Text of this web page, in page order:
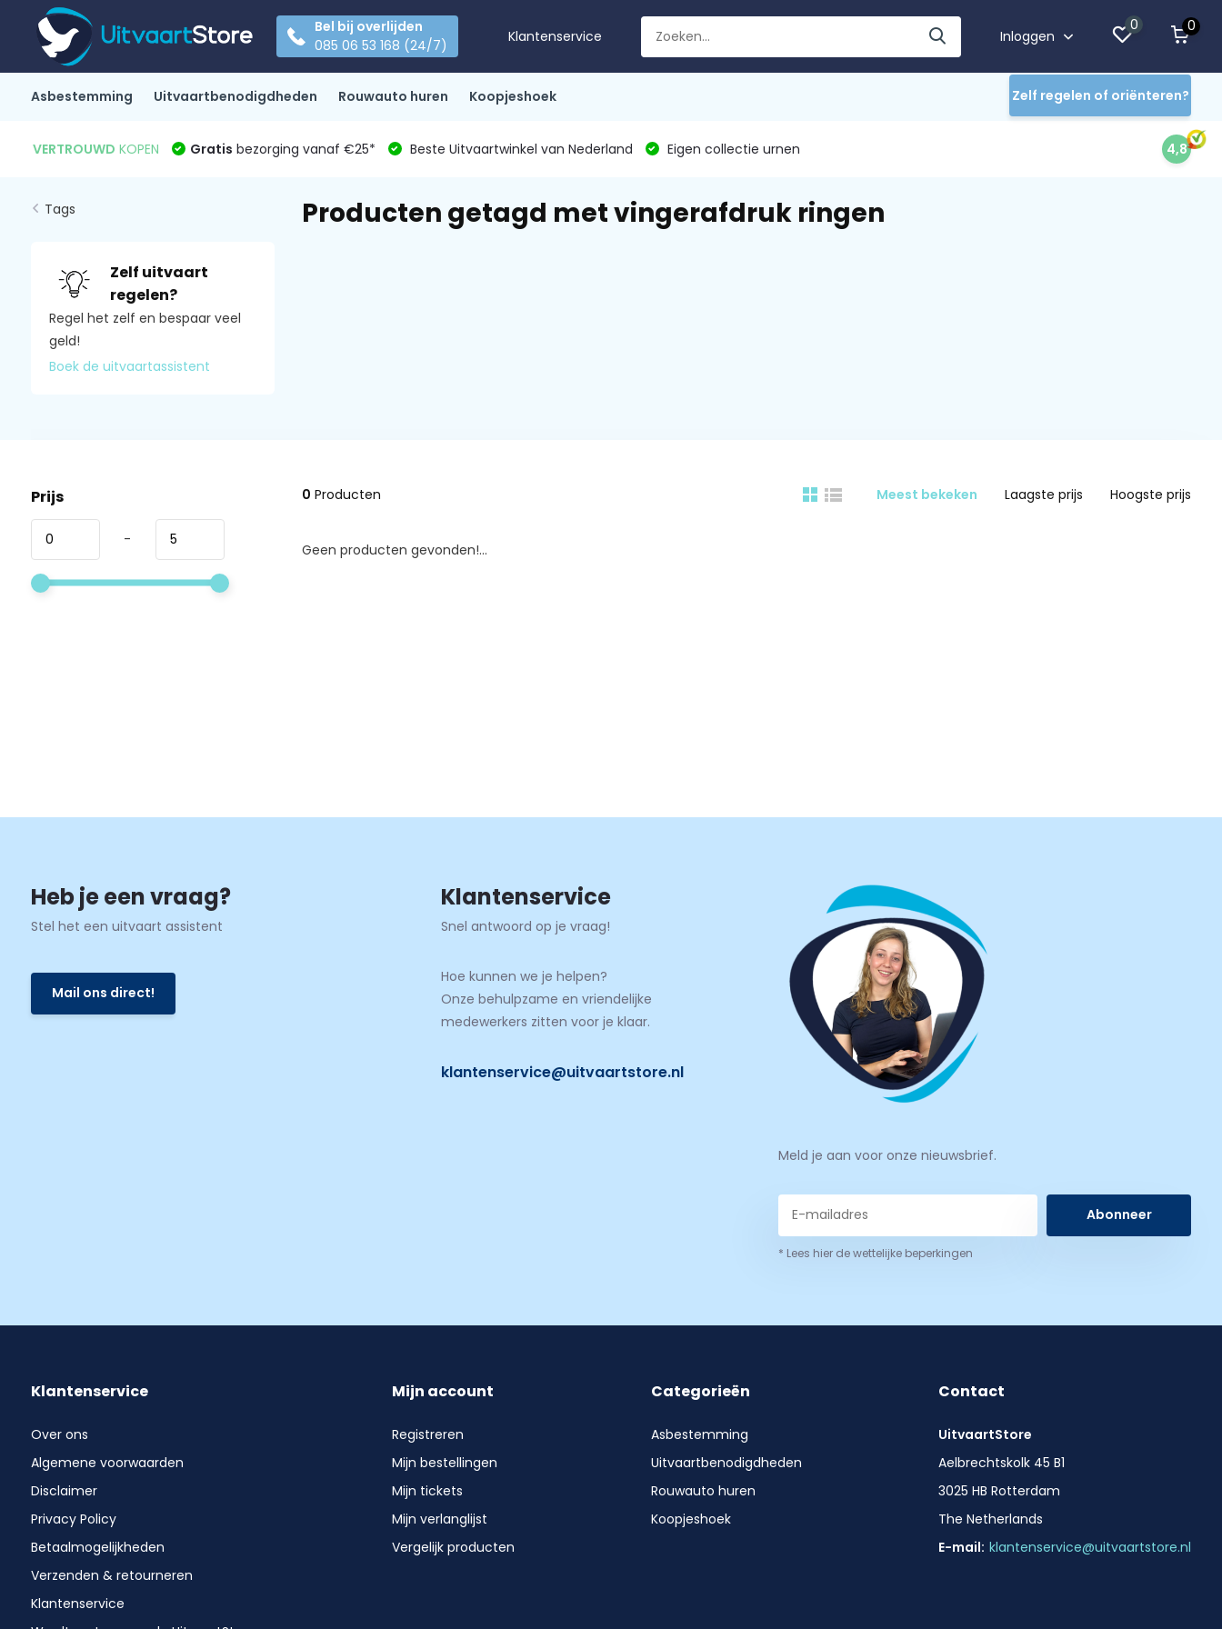
Bel bij overlijden
085 06 53 168 (24/7)
Klantenservice Inloggen
0 0
Asbestemming Uitvaartbenodigdheden Rouwauto huren Koopjeshoek Zelf regelen of oriënteren?
VERTROUWD KOPEN Gratis bezorging vanaf €25* Beste Uitvaartwinkel van Nederland Eigen collectie urnen 4,8
Tags
Zelf uitvaart
regelen?
Regel het zelf en bespaar veel
geld!
Boek de uitvaartassistent
Producten getagd met vingerafdruk ringen
Prijs
-
0 Producten Meest bekeken Laagste prijs Hoogste prijs
Geen producten gevonden!...
Heb je een vraag?
Stel het een uitvaart assistent
Mail ons direct!
Klantenservice
Snel antwoord op je vraag!
Hoe kunnen we je helpen?
Onze behulpzame en vriendelijke
medewerkers zitten voor je klaar.
klantenservice@uitvaartstore.nl
Meld je aan voor onze nieuwsbrief.
Abonneer
* Lees hier de wettelijke beperkingen
Klantenservice
Over ons
Algemene voorwaarden
Disclaimer
Privacy Policy
Betaalmogelijkheden
Verzenden & retourneren
Klantenservice
Mijn account
Registreren
Mijn bestellingen
Mijn tickets
Mijn verlanglijst
Vergelijk producten
Categorieën
Asbestemming
Uitvaartbenodigdheden
Rouwauto huren
Koopjeshoek
Contact
UitvaartStore
Aelbrechtskolk 45 B1
3025 HB Rotterdam
The Netherlands
E-mail: klantenservice@uitvaartstore.nl